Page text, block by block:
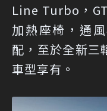
Line Turbo，
加熱座椅，通
配，至於全新三
車型享有。